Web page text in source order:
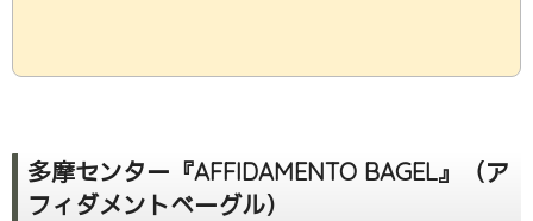
多摩センター『AFFIDAMENTO BAGEL』（ア
フィダメントベーグル）